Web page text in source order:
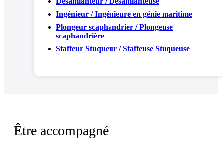
Ingénieur / Ingénieure en génie maritime
Plongeur scaphandrier / Plongeuse
scaphandrière
Staffeur Stuqueur / Staffeuse Stuqueuse
Être accompagné